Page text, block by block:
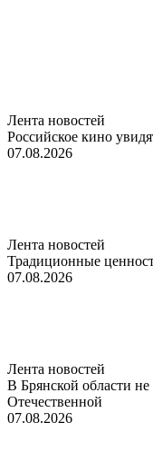
Лента новостей
Российское кино
07.08.2026
Лента новостей
Традиционные
07.08.2026
Лента новостей
В Брянской области не
Отечественной
07.08.2026